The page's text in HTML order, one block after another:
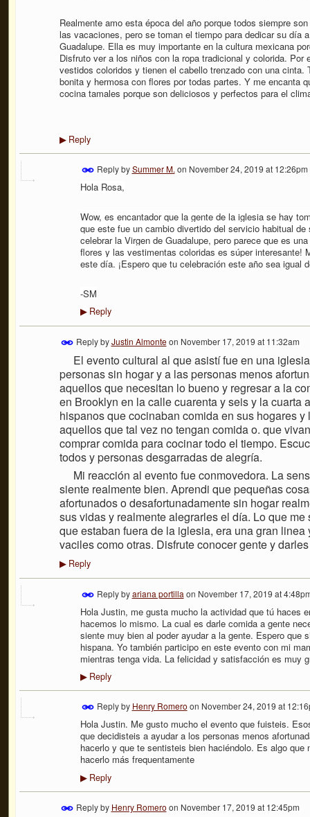
Realmente amo esta época del año porque todos siempre
las vacaciones, pero se toman el tiempo para dedicar su día
Guadalupe. Ella es muy importante en la cultura mexicana
Disfruto ver a los niños con la ropa tradicional y colorida.
vestidos coloridos y tienen el cabello trenzado con una cinta.
bonita y hermosa con flores por todas partes. Y me encanta
cocina tamales porque son deliciosos y perfectos para el
▶Reply
Reply bySummer M. on November 24, 2019 at 12:26pm
Hola Rosa,
Wow, es encantador que la gente de la iglesia se hay
que este fue un cambio divertido del servicio habitual
celebrar la Virgen de Guadalupe, pero parece que es
flores y las vestimentas coloridas es súper interesante!
este día. ¡Espero que tu celebración este año sea igual
-SM
▶Reply
Reply byJustin Almonteon November 17, 2019 at 11:32am
El evento cultural al que asistí fue en una
personas sin hogar y a las personas menos
aquellos que necesitan lo bueno y regresar a la
en Brooklyn en la calle cuarenta y seis y la cuarta
hispanos que cocinaban comida en sus hogares
aquellos que tal vez no tengan comida o. que
comprar comida para cocinar todo el tiempo.
todos y personas desgarradas de alegría.
Mi reacción al evento fue conmovedora. La
siente realmente bien. Aprendi que pequeñas
afortunados o desafortunadamente sin hogar
sus vidas y realmente alegrarles el día. Lo que
que estaban fuera de la iglesia, era una gran
vaciles como otras. Disfrute conocer gente y
▶Reply
Reply byariana portilla on November 17, 2019 at
Hola Justin, me gusta mucho la actividad que tú haces
hacemos lo mismo. La cual es darle comida a gente
siente muy bien al poder ayudar a la gente. Espero que
hispana. Yo también participo en este evento con mi
mientras tenga vida. La felicidad y satisfacción es muy
▶Reply
Reply by Henry Romero on November 24, 2019 at
Hola Justin. Me gusto mucho el evento que fuisteis.
que decidisteis a ayudar a los personas menos
hacerlo y que te sentisteis bien haciéndolo. Es algo
hacerlo más frequentamente
▶Reply
Reply by Henry Romero on November 17, 2019 at 12:45pm